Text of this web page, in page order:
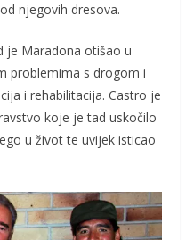
njegovih dresova.
je Maradona otišao u
problemima s drogom i
i rehabilitacija. Castro je
koje je tad uskočilo
u život te uvijek isticao